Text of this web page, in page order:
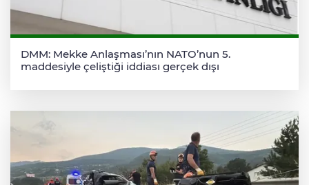
DMM: Mekke Anlaşması’nın NATO’nun 5.
maddesiyle çeliştiği iddiası gerçek dışı